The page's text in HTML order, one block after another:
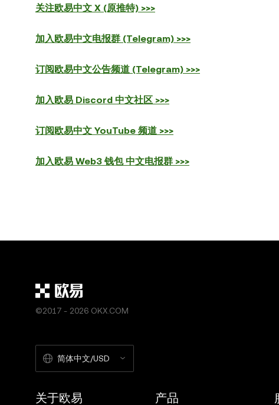
关注欧易中文 X (原推特) >>>
加入欧易中文电报群 (Telegram) >>>
订阅欧易中文公告频道 (Telegram) >>>
加入欧易 Discord 中文社区 >>>
订阅欧易中文 YouTube 频道 >>>
加入欧易 Web3 钱包 中文电报群 >>>
©2017 - 2026 OKX.COM
简体中文/USD
关于欧易 产品